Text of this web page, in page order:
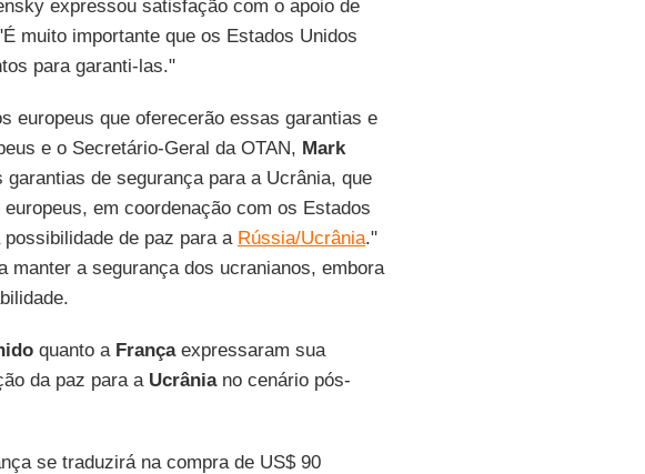
expressou satisfação com o apoio de
muito importante que os Estados Unidos
para garanti-las."
europeus que oferecerão essas garantias e
e o Secretário-Geral da OTAN, Mark
de segurança para a Ucrânia, que
em coordenação com os Estados
de paz para a Rússia/Ucrânia."
manter a segurança dos ucranianos, embora
quanto a Françaexpressaram sua
da paz para a Ucrâniano cenário pós-
se traduzirá na compra de US$ 90